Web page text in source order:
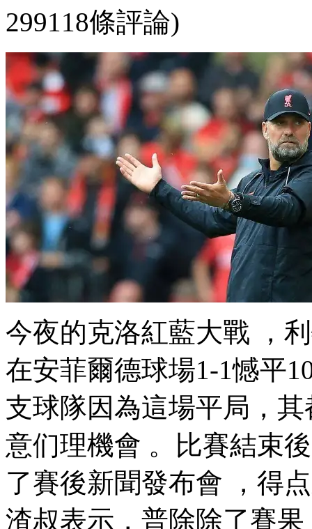
299118條評論)
今夜的克洛紅藍大戰 ，
在安菲爾德球場1-1憾平
支球隊因為這場平局
意们理機會 。比賽結束
了賽後新聞發布會 ，得
渣叔表示，普除除了賽